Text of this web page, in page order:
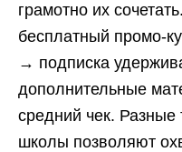
грамотно их
бесплатный промо-
→ подписка
дополнительные
средний чек.
школы позволяют